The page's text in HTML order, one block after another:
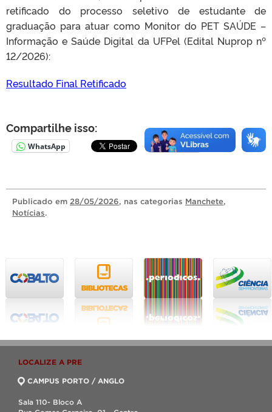
retificado do processo seletivo de estudante de
graduação para atuar como Monitor do PET SAÚDE –
Informação e Saúde Digital da UFPel (Edital Nuprop nº
12/2026):
Resultado Final Retificado
Compartilhe isso:
WhatsApp Imprimir
Publicado em 28/05/2026, nas categorias Manchete,
Notícias.
LOCALIZE A PRE
CAMPUS PORTO / ANGLO
Sala 110- Bloco A